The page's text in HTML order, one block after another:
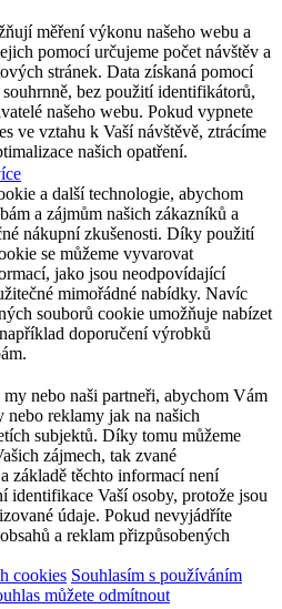
měření výkonu našeho webu a
pomocí určujeme počet návštěv a
stránek. Data získaná pomocí
bez použití identifikátorů,
našeho webu. Pokud vypnete
ve vztahu k Vaší návštěvě, ztrácíme
našich opatření.
a další technologie, abychom
a zájmům našich zákazníků a
nákupní zkušenosti. Díky použití
se můžeme vyvarovat
jako jsou neodpovídající
mimořádné nabídky. Navíc
souborů cookie umožňuje nabízet
doporučení výrobků
nebo naši partneři, abychom Vám
reklamy jak na našich
subjektů. Díky tomu můžeme
zájmech, tak zvané
základě těchto informací není
identifikace Vaší osoby, protože jsou
údaje. Pokud nevyjádříte
a reklam přizpůsobených
cookies Souhlasím s používáním
můžete odmítnout